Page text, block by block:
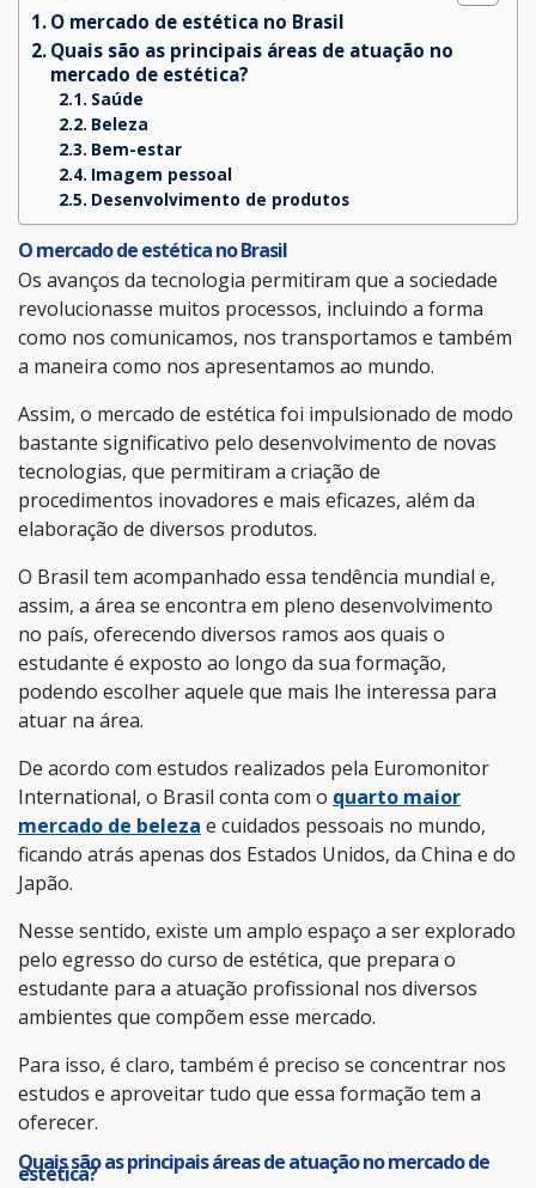
O mercado de estética no Brasil
Quais são as principais áreas de atuação no
mercado de estética?
Saúde
Beleza
Bem-estar
Imagem pessoal
Desenvolvimento de produtos
O mercado de estética no Brasil
Os avanços da tecnologia permitiram que a sociedade
revolucionasse muitos processos, incluindo a forma
como nos comunicamos, nos transportamos e também
a maneira como nos apresentamos ao mundo.
Assim, o mercado de estética foi impulsionado de modo
bastante significativo pelo desenvolvimento de novas
tecnologias, que permitiram a criação de
procedimentos inovadores e mais eficazes, além da
elaboração de diversos produtos.
O Brasil tem acompanhado essa tendência mundial e,
assim, a área se encontra em pleno desenvolvimento
no país, oferecendo diversos ramos aos quais o
estudante é exposto ao longo da sua formação,
podendo escolher aquele que mais lhe interessa para
atuar na área.
De acordo com estudos realizados pela Euromonitor
International, o Brasil conta com o quarto maior
mercado de beleza e cuidados pessoais no mundo,
ficando atrás apenas dos Estados Unidos, da China e do
Japão.
Nesse sentido, existe um amplo espaço a ser explorado
pelo egresso do curso de estética, que prepara o
estudante para a atuação profissional nos diversos
ambientes que compõem esse mercado.
Para isso, é claro, também é preciso se concentrar nos
estudos e aproveitar tudo que essa formação tem a
oferecer.
Quais são as principais áreas de atuação no mercado de
estética?